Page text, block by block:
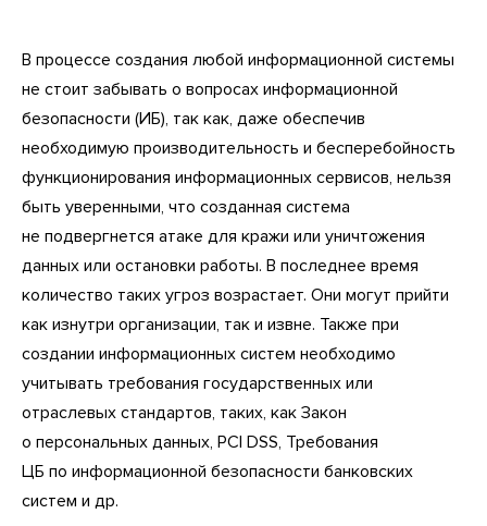
В процессе создания любой информационной системы
не стоит забывать о вопросах информационной
безопасности (ИБ), так как, даже обеспечив
необходимую производительность и бесперебойность
функционирования информационных сервисов, нельзя
быть уверенными, что созданная система
не подвергнется атаке для кражи или уничтожения
данных или остановки работы. В последнее время
количество таких угроз возрастает. Они могут прийти
как изнутри организации, так и извне. Также при
создании информационных систем необходимо
учитывать требования государственных или
отраслевых стандартов, таких, как Закон
о персональных данных, PCI DSS, Требования
ЦБ по информационной безопасности банковских
систем и др.